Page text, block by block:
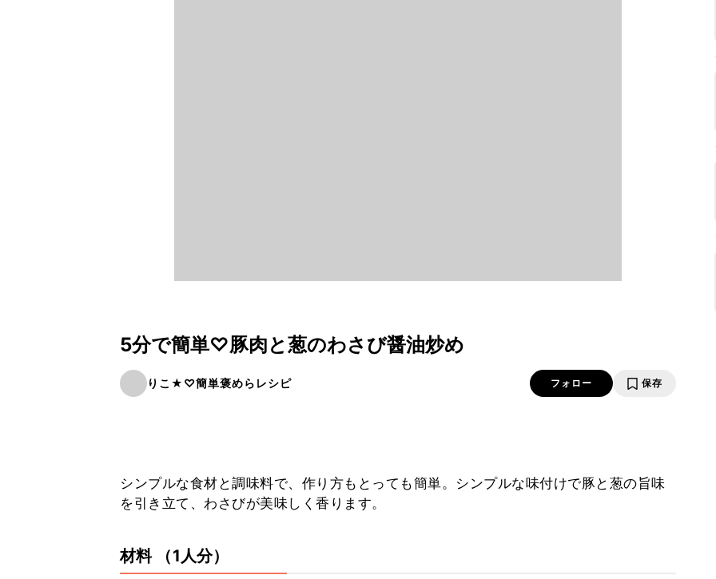
5分で簡単♡豚肉と葱のわさび醤油炒め
りこ★♡簡単褒めらレシピ フォロー 保存
シンプルな食材と調味料で、作り方もとっても簡単。シンプルな味付けで豚と葱の旨味
を引き立て、わさびが美味しく香ります。
材料 （1人分）